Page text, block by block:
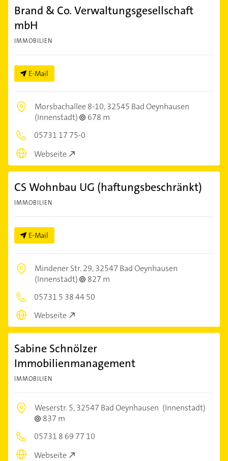
Brand & Co. Verwaltungsgesellschaft
mbH
IMMOBILIEN
E-Mail
Morsbachallee 8-10,32545 Bad Oeynhausen
(Innenstadt)
678 m
05731 17 75-0
Webseite
CS Wohnbau UG (haftungsbeschränkt)
IMMOBILIEN
E-Mail
Mindener Str. 29,32547 Bad Oeynhausen
(Innenstadt)
827 m
05731 5 38 44 50
Webseite
Sabine Schnölzer
Immobilienmanagement
IMMOBILIEN
Weserstr. 5,32547 Bad Oeynhausen (Innenstadt)
837 m
05731 8 69 77 10
Webseite